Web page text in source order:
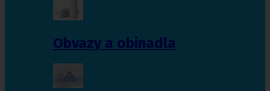
Obvazy a obinadla